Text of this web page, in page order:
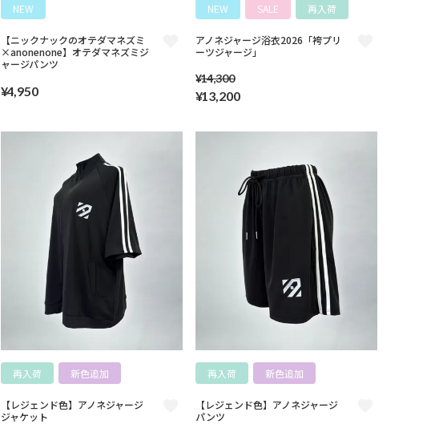
【ニックナックのオテダマネズミ
×anonenone】オテダマネズミジ
ャージパンツ
NEW
¥4,950
アノネジャージ浴衣2026「袴プリ
ーツジャージ」
NEW SALE 再入荷
¥14,300
¥13,200
【レジェンド色】アノネジャージ
ジャケット
再入荷 新色追加
【レジェンド色】アノネジャージ
パンツ
再入荷 新色追加